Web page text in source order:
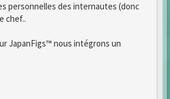
personnelles des internautes (donc
chef..
JapanFigs™ nous intégrons un